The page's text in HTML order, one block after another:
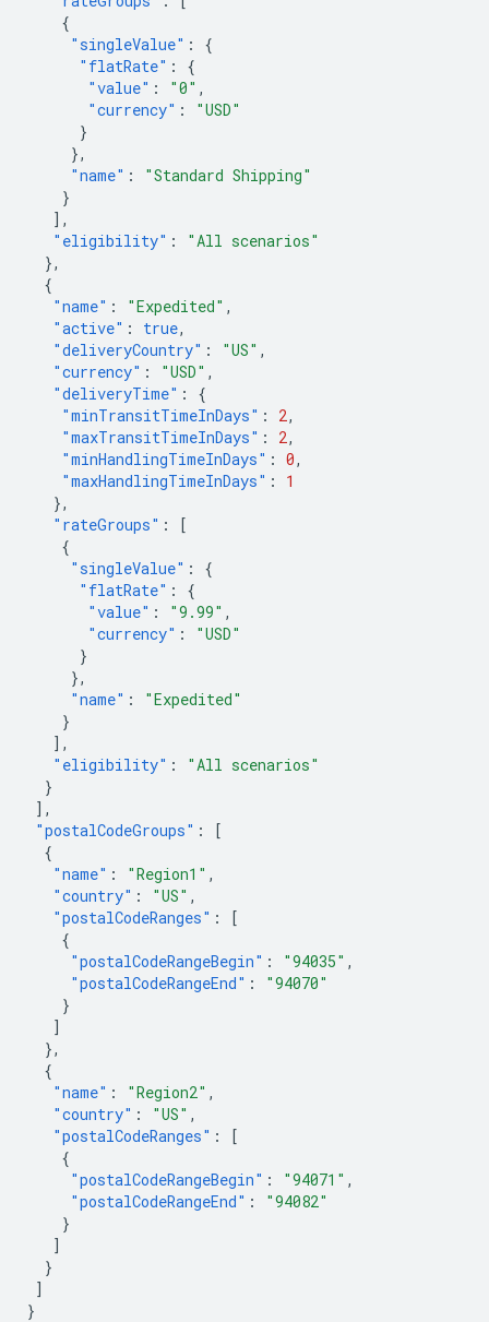
{
"singleValue" :
{
"flatRate" :
{
"value" : "0" ,
"currency" :
"USD"
}
},
"name" :
"Standard Shipping"
}
],
"eligibility" :
"All scenarios"
},
{
"name" : "Expedited" ,
"active" : true,
"deliveryCountry" : "US" ,
"currency" : "USD" ,
"deliveryTime" :
{
"minTransitTimeInDays" : 2,
"maxTransitTimeInDays" : 2,
"minHandlingTimeInDays" : 0,
"maxHandlingTimeInDays" :
1
},
"rateGroups" :
[
{
"singleValue" :
{
"flatRate" :
{
"value" : "9.99" ,
"currency" :
"USD"
}
},
"name" :
"Expedited"
}
],
"eligibility" :
"All scenarios"
}
],
"postalCodeGroups" :
[
{
"name" : "Region1" ,
"country" : "US" ,
"postalCodeRanges" :
[
{
"postalCodeRangeBegin" : "94035" ,
"postalCodeRangeEnd" :
"94070"
}
]
},
{
"name" : "Region2" ,
"country" : "US" ,
"postalCodeRanges" :
[
{
"postalCodeRangeBegin" : "94071" ,
"postalCodeRangeEnd" :
"94082"
}
]
}
]
}